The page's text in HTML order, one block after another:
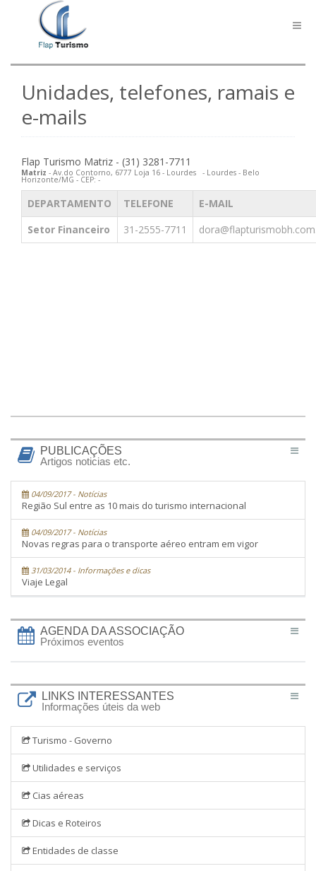
Unidades, telefones, ramais e
e-mails
Flap Turismo Matriz - (31) 3281-7711
Matriz - Av.do Contorno, 6777 Loja 16 - Lourdes - Lourdes - Belo
Horizonte/MG - CEP: -
DEPARTAMENTO TELEFONE
E-MAIL
Setor Financeiro
31-2555-7711
PUBLICAÇÕES
Artigos noticias etc.
04/09/2017 - Notícias
Região Sul entre as 10 mais do turismo internacional
04/09/2017 - Notícias
Novas regras para o transporte aéreo entram em vigor
31/03/2014 - Informações e dicas
Viaje Legal
AGENDA DA ASSOCIAÇÃO
Próximos eventos
LINKS INTERESSANTES
Informações úteis da web
Turismo - Governo
Utilidades e serviços
Cias aéreas
Dicas e Roteiros
Entidades de classe